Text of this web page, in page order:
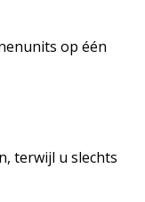
op één
terwijl u slechts